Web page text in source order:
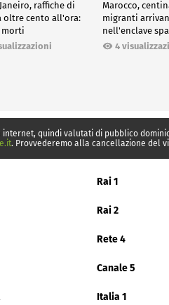
raffiche di
oltre cento all'ora:
morti
Marocco,
migranti
nell'enclave
Ceuta
4
quindi valutati di pubblico
. Provvederemo alla cancellazione del
Rai 1
Rai 2
Rete 4
Canale 5
Italia 1